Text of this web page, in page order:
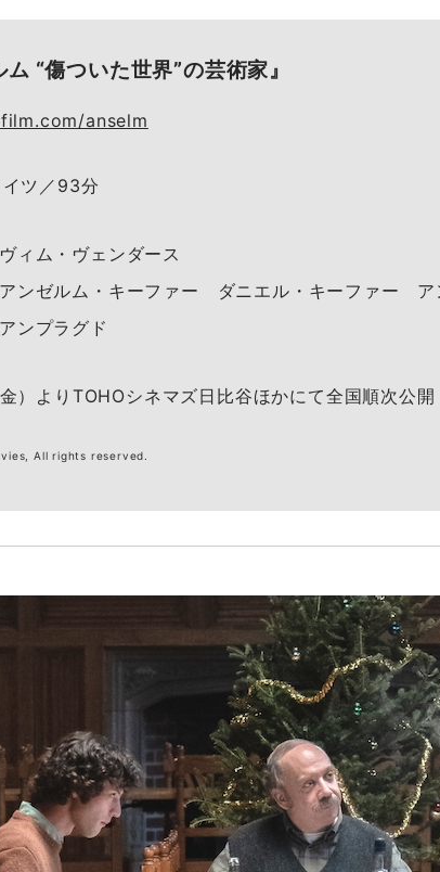
ム “傷ついた世界”の芸術家』
anselm
ツ／93分
ヴィム・ヴェンダース
アンゼルム・キーファー ダニエル・キーファー
アンプラグド
）よりTOHOシネマズ日比谷ほかにて全国順次公開
All rights reserved.